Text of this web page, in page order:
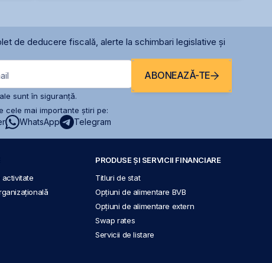
de deducere fiscală, alerte la schimbari legislative și
ABONEAZĂ-TE
sunt în siguranță.
cele mai importante știri pe:
WhatsApp Telegram
PRODUSE ȘI SERVICII FINANCIARE
Titluri de stat
Opțiuni de alimentare BVB
Opțiuni de alimentare extern
Swap rates
Servicii de listare